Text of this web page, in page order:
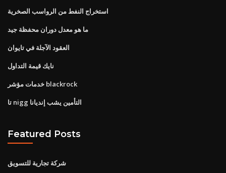
استخراج النفط من الرواسب الصخرية
ما هو معدل دوران محفظة جيد
العقود الآجلة في تايوان
نايك قيمة التداول
خدمات مؤشر blackrock
تا nigg التأمين يشب إنديانا
Featured Posts
شركة تجارية للتسويق